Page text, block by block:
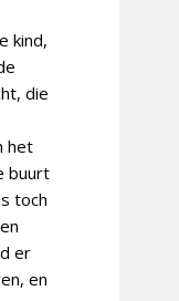
kind,
die
het
buurt
toch
er
en